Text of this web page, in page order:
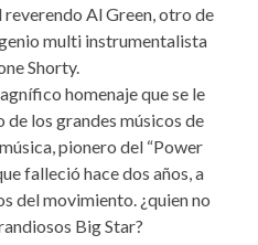
Al Green, otro de
multi instrumentalista
Shorty.
homenaje que se le
los grandes músicos de
pionero del “Power
falleció hace dos años, a
del movimiento. ¿quien no
Big Star?